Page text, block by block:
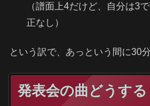
（譜面上4だけど、自分は3
正なし）
という訳で、あっという間に30
発表会の曲どうする